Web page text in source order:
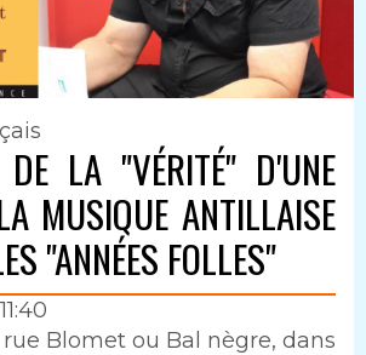
LA "VÉRITÉ" D'UNE
MUSIQUE ANTILLAISE
"ANNÉES FOLLES"
Blomet ou Bal nègre, dans